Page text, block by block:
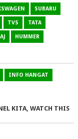
SUBARU
TVS TATA
HUMMER
INFO HANGAT
KITA, WATCH THIS